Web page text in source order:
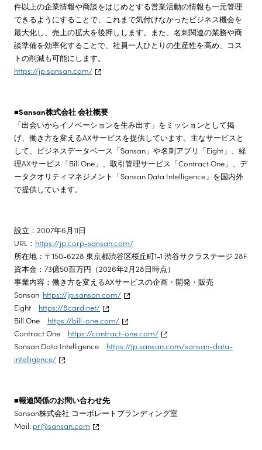
件以上の企業情報や商談をはじめとする営業活動の情報も一元管理
できるようにすることで、これまで気付けなかったビジネス機会を
最大化し、売上の拡大を後押しします。また、名刺関連の業務や商
談準備を効率化することで、社員一人ひとりの生産性を高め、コス
トの削減も可能にします。
https://jp.sansan.com/
■Sansan株式会社 会社概要
「出会いからイノベーションを生み出す」をミッションとして掲
げ、働き方を変えるAXサービスを提供しています。主なサービスと
して、ビジネスデータベース「Sansan」や名刺アプリ「Eight」、経
理AXサービス「Bill One」、取引管理サービス「Contract One」、デ
ータクオリティマネジメント「Sansan Data Intelligence」を国内外
で提供しています。
設立：2007年6月11日
URL： https://jp.corp-sansan.com/
所在地：〒150-6228 東京都渋谷区桜丘町1-1 渋谷サクラステージ 28F
資本金：73億50百万円（2026年2月28日時点）
事業内容：働き方を変えるAXサービスの企画・開発・販売
Sansan https://jp.sansan.com/
Eight https://8card.net/
Bill One https://bill-one.com/
Contract One https://contract-one.com/
Sansan Data Intelligence https://jp.sansan.com/sansan-data-
intelligence/
■報道関係のお問い合わせ先
Sansan株式会社 コーポレートブランディング室
Mail: pr@sansan.com